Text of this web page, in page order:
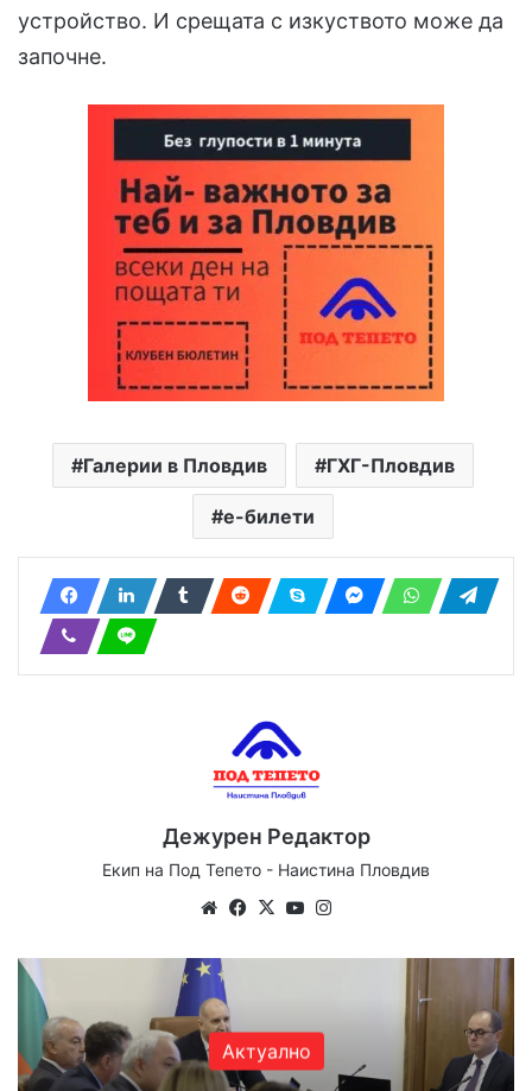
устройство. И срещата с изкуството може да
започне.
Галерии в Пловдив ГХГ-Пловдив
е-билети
Дежурен Редактор
Екип на Под Тепето - Наистина Пловдив
WebsiteFacebook
X YouTube
Актуално